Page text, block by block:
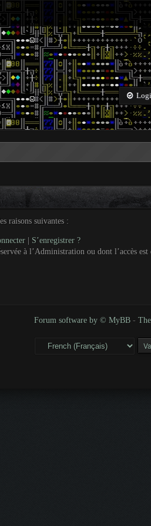
raisons suivantes :
| S’enregistrer ?
à l’Administration ou dont l’accès
Forum software by © MyBB -